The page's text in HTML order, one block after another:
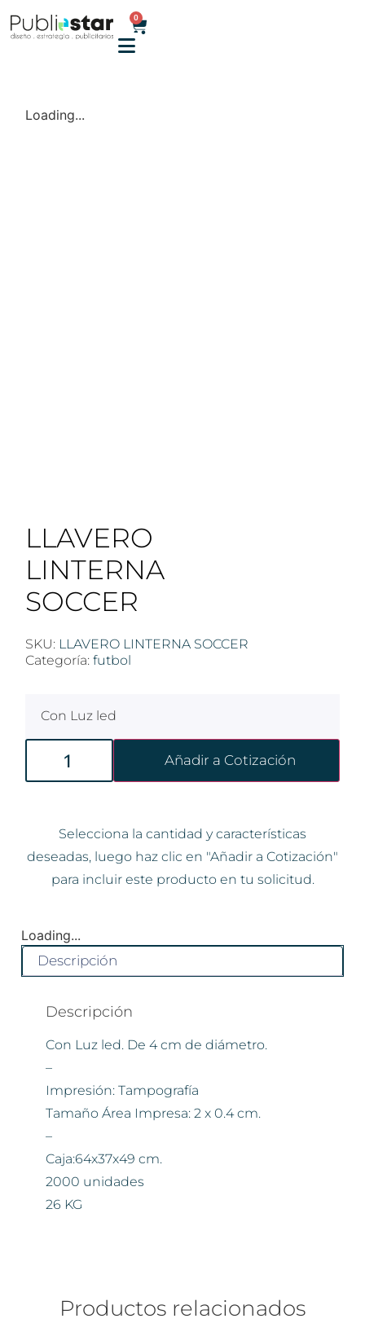
0
Loading...
LLAVERO
LINTERNA
SOCCER
SKU: LLAVERO LINTERNA SOCCER
Categoría: futbol
Con Luz led
Añadir a Cotización
Selecciona la cantidad y características
deseadas, luego haz clic en "Añadir a Cotización"
para incluir este producto en tu solicitud.
Loading...
Descripción
Descripción
Con Luz led. De 4 cm de diámetro.
–
Impresión: Tampografía
Tamaño Área Impresa: 2 x 0.4 cm.
–
Caja:64x37x49 cm.
2000 unidades
26 KG
Productos relacionados